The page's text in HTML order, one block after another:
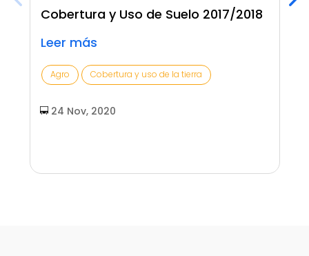
Cobertura y Uso de Suelo 2017/2018
Leer más
Agro Cobertura y uso de la tierra
24 Nov, 2020